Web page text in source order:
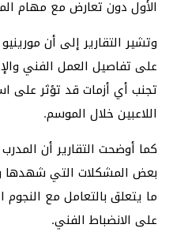
الأول دون تعارض مع مهام
وتشير التقارير إلى أن
على تفاصيل العمل الفني
تجنب أي أزمات قد تؤثر على
اللاعبين خلال الموسم.
كما أوضحت التقارير أن
بعض المشكلات التي شهدها
ما يتعلق بالتعامل مع النجوم
على الانضباط الفني.